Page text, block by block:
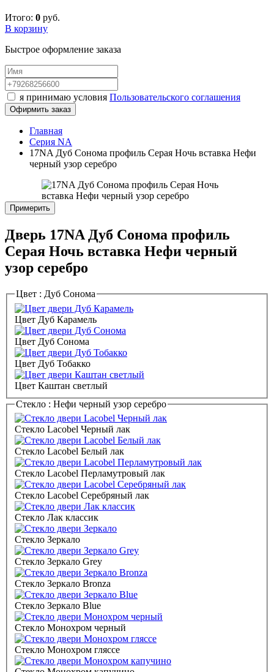
Итого: 0 руб.
В корзину
Быстрое оформление заказа
я принимаю условия Пользовательского соглашения
Офирмить заказ
Главная
Серия NA
17NA Дуб Сонома профиль Серая Ночь вставка Нефи
черный узор серебро
Примерить
Дверь 17NA Дуб Сонома профиль
Серая Ночь вставка Нефи черный
узор серебро
Цвет : Дуб Сонома
Цвет Дуб Карамель
Цвет Дуб Сонома
Цвет Дуб Тобакко
Цвет Каштан светлый
Стекло : Нефи черный узор серебро
Стекло Lacobel Черный лак
Стекло Lacobel Белый лак
Стекло Lacobel Перламутровый лак
Стекло Lacobel Серебряный лак
Стекло Лак классик
Стекло Зеркало
Стекло Зеркало Grey
Стекло Зеркало Bronza
Стекло Зеркало Blue
Стекло Монохром черный
Стекло Монохром гляссе